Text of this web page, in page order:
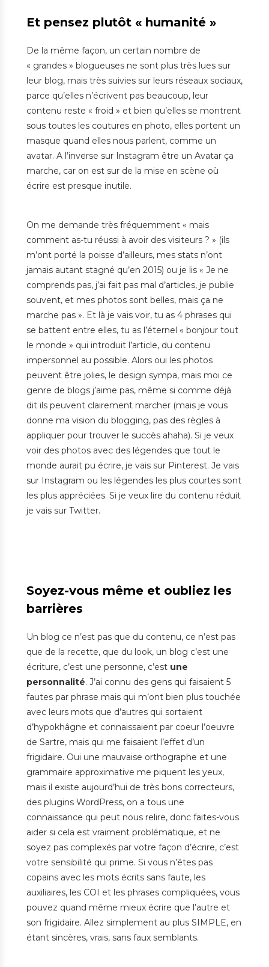
Et pensez plutôt « humanité »
De la même façon, un certain nombre de
« grandes » blogueuses ne sont plus très lues sur
leur blog, mais très suivies sur leurs réseaux sociaux,
parce qu’elles n’écrivent pas beaucoup, leur
contenu reste « froid » et bien qu’elles se montrent
sous toutes les coutures en photo, elles portent un
masque quand elles nous parlent, comme un
avatar. A l’inverse sur Instagram être un Avatar ça
marche, car on est sur de la mise en scène où
écrire est presque inutile.
On me demande très fréquemment « mais
comment as-tu réussi à avoir des visiteurs ? » (ils
m’ont porté la poisse d’ailleurs, mes stats n’ont
jamais autant stagné qu’en 2015) ou je lis « Je ne
comprends pas, j’ai fait pas mal d’articles, je publie
souvent, et mes photos sont belles, mais ça ne
marche pas ». Et là je vais voir, tu as 4 phrases qui
se battent entre elles, tu as l’éternel « bonjour tout
le monde » qui introduit l’article, du contenu
impersonnel au possible. Alors oui les photos
peuvent être jolies, le design sympa, mais moi ce
genre de blogs j’aime pas, même si comme déjà
dit ils peuvent clairement marcher (mais je vous
donne ma vision du blogging, pas des règles à
appliquer pour trouver le succès ahaha). Si je veux
voir des photos avec des légendes que tout le
monde aurait pu écrire, je vais sur Pinterest. Je vais
sur Instagram ou les légendes les plus courtes sont
les plus appréciées. Si je veux lire du contenu réduit
je vais sur Twitter.
Soyez-vous même et oubliez les
barrières
Un blog ce n’est pas que du contenu, ce n’est pas
que de la recette, que du look, un blog c’est une
écriture, c’est une personne, c’est une
personnalité. J’ai connu des gens qui faisaient 5
fautes par phrase mais qui m’ont bien plus touchée
avec leurs mots que d’autres qui sortaient
d’hypokhâgne et connaissaient par coeur l’oeuvre
de Sartre, mais qui me faisaient l’effet d’un
frigidaire. Oui une mauvaise orthographe et une
grammaire approximative me piquent les yeux,
mais il existe aujourd’hui de très bons correcteurs,
des plugins WordPress, on a tous une
connaissance qui peut nous relire, donc faites-vous
aider si cela est vraiment problématique, et ne
soyez pas complexés par votre façon d’écrire, c’est
votre sensibilité qui prime. Si vous n’êtes pas
copains avec les mots écrits sans faute, les
auxiliaires, les COI et les phrases compliquées, vous
pouvez quand même mieux écrire que l’autre et
son frigidaire. Allez simplement au plus SIMPLE, en
étant sincères, vrais, sans faux semblants.